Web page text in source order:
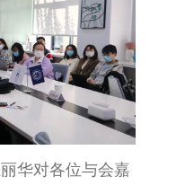
华对各位与会嘉